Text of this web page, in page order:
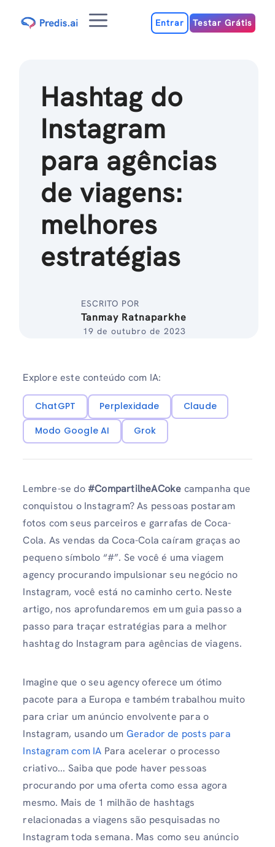
para
MenuEntrar Testar Grátis
Hashtag do
Instagram
para agências
de viagens:
melhores
estratégias
ESCRITO POR
Tanmay Ratnaparkhe
19 de outubro de 2023
Explore este conteúdo com IA:
ChatGPT Perplexidade
Claude
Modo Google AI
Grok
Lembre-se do#CompartilheACoke campanha que
conquistou o Instagram? As pessoas postaram
fotos com seus parceiros e garrafas de Coca-
Cola. As vendas da Coca-Cola caíram graças ao
pequeno símbolo “#”. Se você é uma viagem
agency procurando impulsionar seu negócio no
Instagram, você está no caminho certo. Neste
artigo, nos aprofundaremos em um guia passo a
passo para traçar estratégias para a melhor
hashtag do Instagram para agências de viagens.
Imagine que o seu agency oferece um ótimo
pacote para a Europa e também trabalhou muito
para criar um anúncio envolvente para o
Instagram, usando um Gerador de posts para
Instagram com IA Para acelerar o processo
criativo... Saiba que pode haver pessoas
procurando por uma oferta como essa agora
mesmo. Mais de 1 milhão de hashtags
relacionadas a viagens são pesquisadas no
Instagram toda semana. Mas como seu anúncio